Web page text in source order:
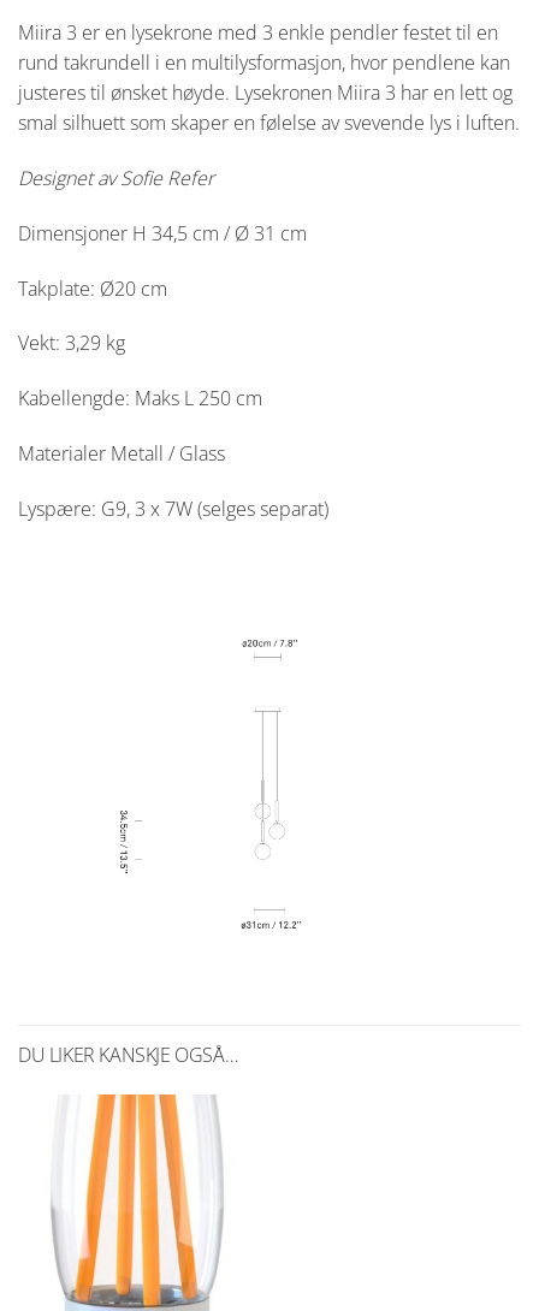
Miira 3 er en lysekrone med 3 enkle pendler festet til en
rund takrundell i en multilysformasjon, hvor pendlene kan
justeres til ønsket høyde. Lysekronen Miira 3 har en lett og
smal silhuett som skaper en følelse av svevende lys i luften.
Designet av Sofie Refer
Dimensjoner H 34,5 cm / Ø 31 cm
Takplate: Ø20 cm
Vekt: 3,29 kg
Kabellengde: Maks L 250 cm
Materialer Metall / Glass
Lyspære: G9, 3 x 7W (selges separat)
DU LIKER KANSKJE OGSÅ…